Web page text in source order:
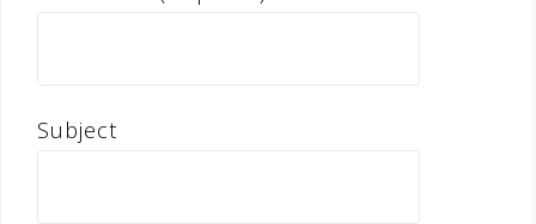
Subject